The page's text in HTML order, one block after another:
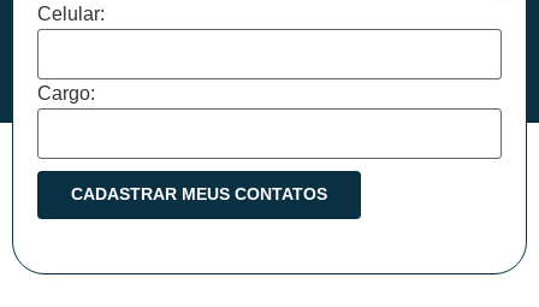
Celular:
Cargo: